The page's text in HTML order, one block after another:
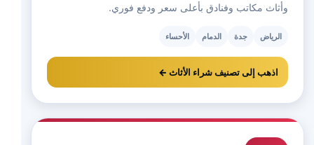
وأثاث مكاتب وفنادق بأعلى سعر ودفع فوري.
الرياض جدة الدمام الأحساء
اذهب إلى تصنيف شراء الأثاث ←